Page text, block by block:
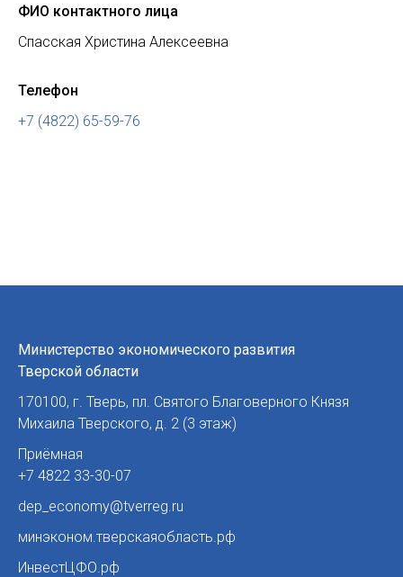
ФИО контактного лица
Спасская Христина Алексеевна
Телефон
+7 (4822) 65-59-76
Министерство экономического развития
Тверской области
170100, г. Тверь, пл. Святого Благоверного Князя
Михаила Тверского, д. 2 (3 этаж)
Приёмная
+7 4822 33-30-07
dep_economy@tverreg.ru
минэконом.тверскаяобласть.рф
ИнвестЦФО.рф